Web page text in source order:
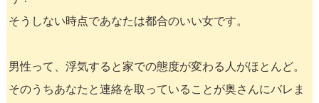
そうしない時点であなたは都合のいい女です。
男性って、浮気すると家での態度が変わる人がほとんど。
そのうちあなたと連絡を取っていることが奥さんにバレま